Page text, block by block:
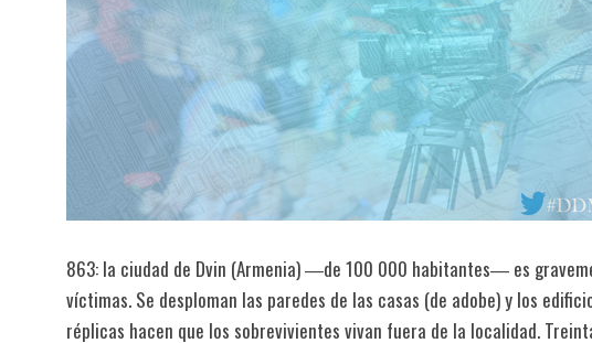
863: la ciudad de Dvin (Armenia) ―de 100 000 habitantes― es
víctimas. Se desploman las paredes de las casas (de adobe) y los
réplicas hacen que los sobrevivientes vivan fuera de la localidad.